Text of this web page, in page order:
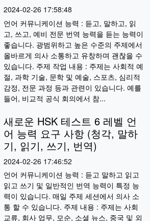
2024-02-26 17:58:48
언어 커뮤니케이션 능력 : 듣고, 말하고, 읽
고, 쓰고, 예비 전문 번역 능력을 듣는 능력이
좋습니다. 광범위하고 높은 수준의 주제에서
올바르게 의사 소통하고 유창하며 괜찮을 수
있습니다. 주제 작업 내용 : 주제는 사회적 예
절, 과학 기술, 문학 및 예술, 스포츠, 심리적
감정, 전문 과정 등과 관련이 있습니다. 예를
들어, 비교적 공식 회의에서 참...
새로운 HSK 테스트 6 레벨 언
어 능력 요구 사항 (청각, 말하
기, 읽기, 쓰기, 번역)
2024-02-26 17:46:52
언어 커뮤니케이션 능력 : 듣고 말하고 읽고
읽고 쓰기 및 일반적인 번역 능력이 특정 능
력이 있습니다. 매일 주제 세션에서 의사 소
통 할 수 있습니다. 주제 내용 : 주제는 사회
교류, 회사 업무, 모순, 소셜 뉴스, 중국 및 외